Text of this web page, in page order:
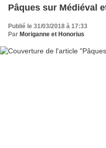
Pâques sur Médiéval
Publié le 31/03/2018 à 17:33
Par Moriganne et Honorius